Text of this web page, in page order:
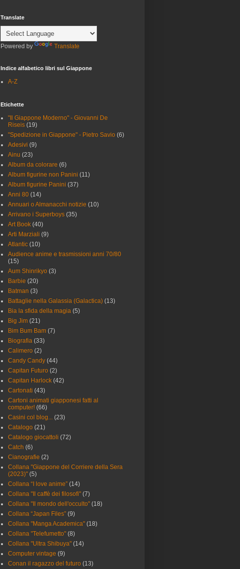
Translate
Powered by Translate
Indice alfabetico libri sul Giappone
A-Z
Etichette
"Il Giappone Moderno" - Giovanni De
Riseis (19)
"Spedizione in Giappone" - Pietro Savio (6)
Adesivi (9)
Ainu (23)
Album da colorare (6)
Album figurine non Panini (11)
Album figurine Panini (37)
Anni 80 (14)
Annuari o Almanacchi notizie (10)
Arrivano i Superboys (35)
Art Book (40)
Arti Marziali (9)
Atlantic (10)
Audience anime e trasmissioni anni 70/80
(15)
Aum Shinrikyo (3)
Barbie (20)
Batman (3)
Battaglie nella Galassia (Galactica) (13)
Bia la sfida della magia (5)
Big Jim (21)
Bim Bum Bam (7)
Biografia (33)
Calimero (2)
Candy Candy (44)
Capitan Futuro (2)
Capitan Harlock (42)
Cartonati (43)
Cartoni animati giapponesi fatti al
computer! (66)
Casini col blog... (23)
Catalogo (21)
Catalogo giocattoli (72)
Catch (6)
Cianografie (2)
Collana "Giappone del Corriere della Sera
(2023)" (5)
Collana “I love anime” (14)
Collana "Il caffè dei filosofi" (7)
Collana "Il mondo dell'occulto" (18)
Collana “Japan Files” (9)
Collana "Manga Academica" (18)
Collana "Telefumetto" (8)
Collana "Ultra Shibuya" (14)
Computer vintage (9)
Conan il ragazzo del futuro (13)